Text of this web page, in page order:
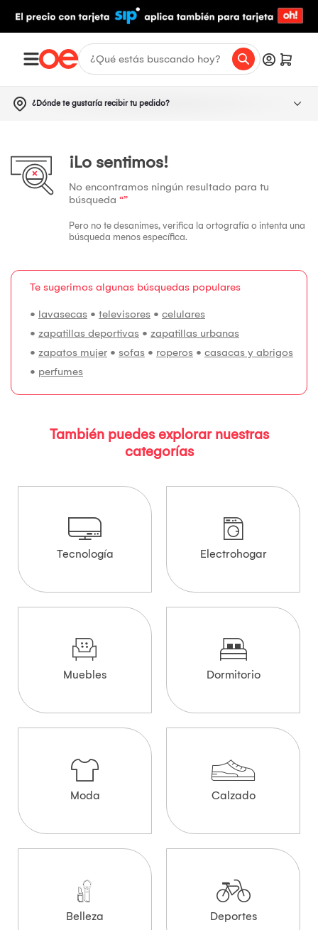
¿Dónde te gustaría recibir tu pedido?
¡Lo sentimos!
No encontramos ningún resultado para tu
búsqueda “”
Pero no te desanimes, verifica la ortografía o intenta una
búsqueda menos específica.
Te sugerimos algunas búsquedas populares
• lavasecas • televisores • celulares
• zapatillas deportivas • zapatillas urbanas
• zapatos mujer • sofas • roperos • casacas y abrigos
• perfumes
También puedes explorar nuestras
categorías
Tecnología Electrohogar
Muebles Dormitorio
Moda Calzado
Belleza Deportes